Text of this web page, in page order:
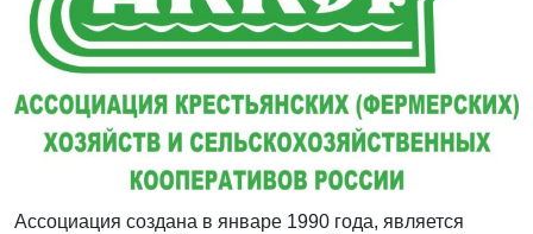
Ассоциация создана в январе 1990 года, является